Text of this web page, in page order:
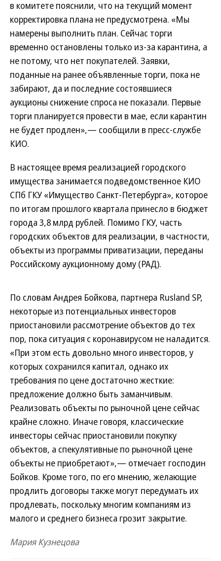
в комитете пояснили, что на текущий момент
корректировка плана не предусмотрена. «Мы
намерены выполнить план. Сейчас торги
временно остановлены только из-за карантина, а
не потому, что нет покупателей. Заявки,
поданные на ранее объявленные торги, пока не
забирают, да и последние состоявшиеся
аукционы снижение спроса не показали. Первые
торги планируется провести в мае, если карантин
не будет продлен»,— сообщили в пресс-службе
КИО.
В настоящее время реализацией городского
имущества занимается подведомственное КИО
СПб ГКУ «Имущество Санкт-Петербурга», которое
по итогам прошлого квартала принесло в бюджет
города 3,8 млрд рублей. Помимо ГКУ, часть
городских объектов для реализации, в частности,
объекты из программы приватизации, переданы
Российскому аукционному дому (РАД).
По словам Андрея Бойкова, партнера Rusland SP,
некоторые из потенциальных инвесторов
приостановили рассмотрение объектов до тех
пор, пока ситуация с коронавирусом не наладится.
«При этом есть довольно много инвесторов, у
которых сохранился капитал, однако их
требования по цене достаточно жесткие:
предложение должно быть заманчивым.
Реализовать объекты по рыночной цене сейчас
крайне сложно. Иначе говоря, классические
инвесторы сейчас приостановили покупку
объектов, а спекулятивные по рыночной цене
объекты не приобретают»,— отмечает господин
Бойков. Кроме того, по его мнению, желающие
продлить договоры также могут передумать их
продлевать, поскольку многим компаниям из
малого и среднего бизнеса грозит закрытие.
Мария Кузнецова